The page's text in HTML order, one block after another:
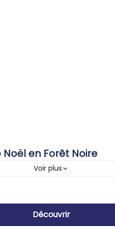
en Forêt Noire
Voir plus
Découvrir